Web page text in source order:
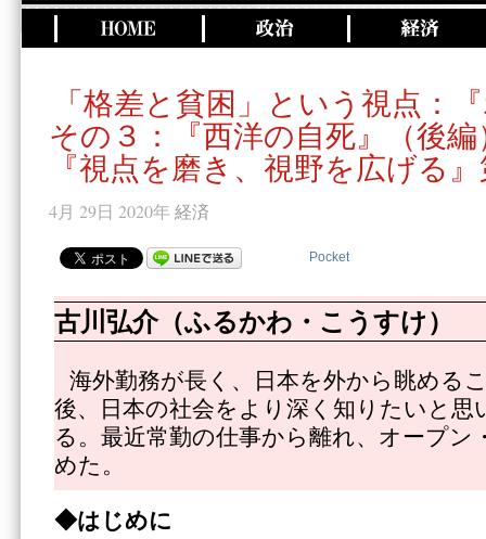
「格差と貧困」という視点：
その３：『西洋の自死』（後編
『視点を磨き、視野を広げる
4月 29日 2020年 経済
Pocket
古川弘介（ふるかわ・こうすけ）
海外勤務が長く、日本を外から眺める
後、日本の社会をより深く知りたいと思
る。最近常勤の仕事から離れ、オープン
めた。
◆はじめに